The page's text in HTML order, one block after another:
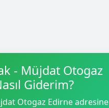
- Müjdat Otogaz
Giderim?
Otogaz Edirne adresine